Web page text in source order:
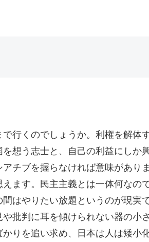
行くのでしょうか。利権を解体
を想う志士と、自己の利益にしか
チブを握らなければ意味があり
ます。民主主義とは一体何なの
間はやりたい放題というのが現実
や批判に耳を傾けられない器の
かりを追い求め、日本は人は矮小